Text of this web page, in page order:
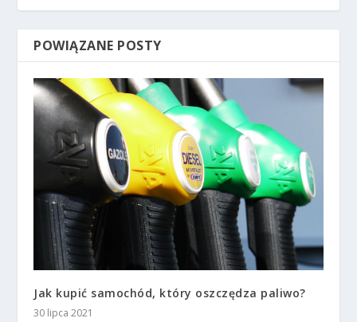
POWIĄZANE POSTY
Jak kupić samochód, który oszczędza paliwo?
30 lipca 2021